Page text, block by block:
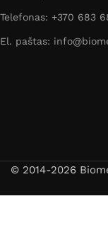
Telefonas: +370 683
El. paštas:
© 2014-2026